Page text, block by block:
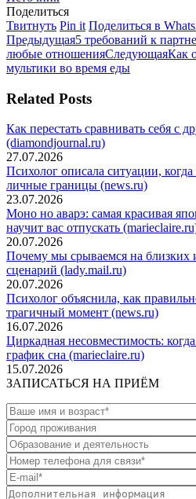
Поделиться
ТвитнутьПоделиться
в
Twitter
Pin itПоделиться
в
Pinterest
Поделиться в
Навигация
по
ПредыдущаяПредыдущая
запись:
5 требований к
любые отношенияСледующаяКак
мультики во время еды
Related Posts
Как перестать сравнивать себя с
(diamondjournal.ru)
27.07.2026
Психолог описала ситуации,
личные границы (news.ru)
23.07.2026
Моно но аварэ: самая красивая
научит вас отпускать
20.07.2026
Почему мы срываемся на близких
сценарий (lady.mail.ru)
20.07.2026
Психолог объяснила, как
трагичный момент (news.ru)
16.07.2026
Циркадная несовместимость:
график сна (marieclaire.ru)
15.07.2026
ЗАПИСАТЬСЯ НА ПРИЁМ